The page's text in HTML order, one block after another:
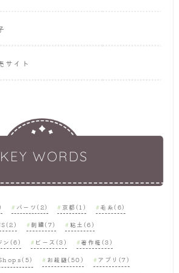
サイト
KEY WORDS
パーツ(2) 京都(1) 毛糸(6)
刺繍(7) 粘土(6)
ン(6) ビーズ(3) 著作権(3)
お裁縫(50) アプリ(7)